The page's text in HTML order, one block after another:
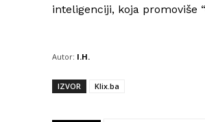
inteligenciji, koja promoviše
Autor: I.H.
IZVOR Klix.ba